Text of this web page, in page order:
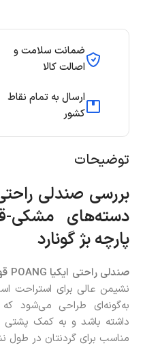
ضمانت سلامت و
اصالت کالا
ارسال به تمام نقاط
کشور
توضیحات
‌بررسی صندلی
دسته‌های مشکی-
پارچه‌ بژ گونارد
صندلی راحتی ایکیا POANG قهوه‌ای-مشکی/بژ گونارد
نشیمن عالی برای استراحت
به‌گونه‌ای طراحی می‌شود
داشته باشد و به کمک پشتی
مناسب برای گردنتان در طول